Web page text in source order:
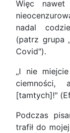
Więc nawet
nadal
(patrz grupa
Covid").
„I nie
ciemności,
[tamtych]!"
Podczas
trafił do